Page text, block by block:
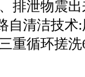
排泄物震
自清洁技术
重循环搓